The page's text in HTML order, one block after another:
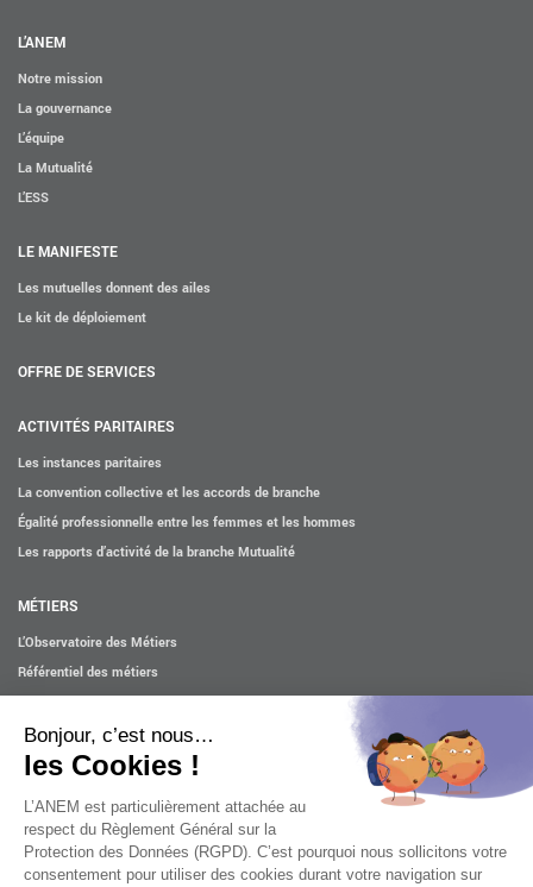
L’ANEM
Notre mission
La gouvernance
L’équipe
La Mutualité
L’ESS
LE MANIFESTE
Les mutuelles donnent des ailes
Le kit de déploiement
OFFRE DE SERVICES
ACTIVITÉS PARITAIRES
Les instances paritaires
La convention collective et les accords de branche
Égalité professionnelle entre les femmes et les hommes
Les rapports d’activité de la branche Mutualité
MÉTIERS
L’Observatoire des Métiers
Référentiel des métiers
Certifications professionnelles
Parcours d’intégration
Politique handicap
ACTUALITÉS